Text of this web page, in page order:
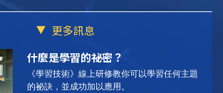
更多訊息
什麼是學習的祕密？
《學習技術》線上研修教你可以學習任何主題
的祕訣，並成功加以應用。